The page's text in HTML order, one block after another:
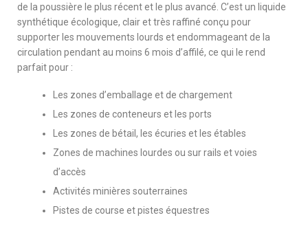
de la poussière le plus récent et le plus avancé. C’est un liquide
synthétique écologique, clair et très raffiné conçu pour
supporter les mouvements lourds et endommageant de la
circulation pendant au moins 6 mois d’affilé, ce qui le rend
parfait pour :
Les zones d’emballage et de chargement
Les zones de conteneurs et les ports
Les zones de bétail, les écuries et les étables
Zones de machines lourdes ou sur rails et voies
d’accès
Activités minières souterraines
Pistes de course et pistes équestres